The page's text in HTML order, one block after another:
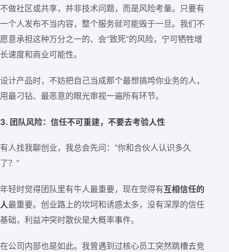
不做社区或共享，并非技术问题，而是风险考量。只要有
一个人发布不当内容，整个服务就可能毁于一旦。我们不
愿意承担这种万分之一的、会“致死”的风险，宁可牺牲增
长速度和商业可能性。
设计产品时，不妨把自己当成那个最想搞垮你业务的人，
用最刁钻、最恶意的眼光审视一遍所有环节。
3. 团队风险：信任不可重建，不要去考验人性
有人找我聊创业，我总会先问：“你和合伙人认识多久
了？”
年轻时觉得团队里有牛人最重要，现在觉得有互相信任的
人最重要。创业路上的坎坷和诱惑太多，没有深厚的信任
基础，利益冲突时散伙是大概率事件。
在公司内部也是如此。我曾遇到过核心员工突然跳槽去竞